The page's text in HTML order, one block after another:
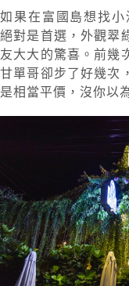
如果在富國島想找小
絕對是首選，外觀翠
友大大的驚喜。前幾
甘單哥卻步了好幾次
是相當平價，沒你以